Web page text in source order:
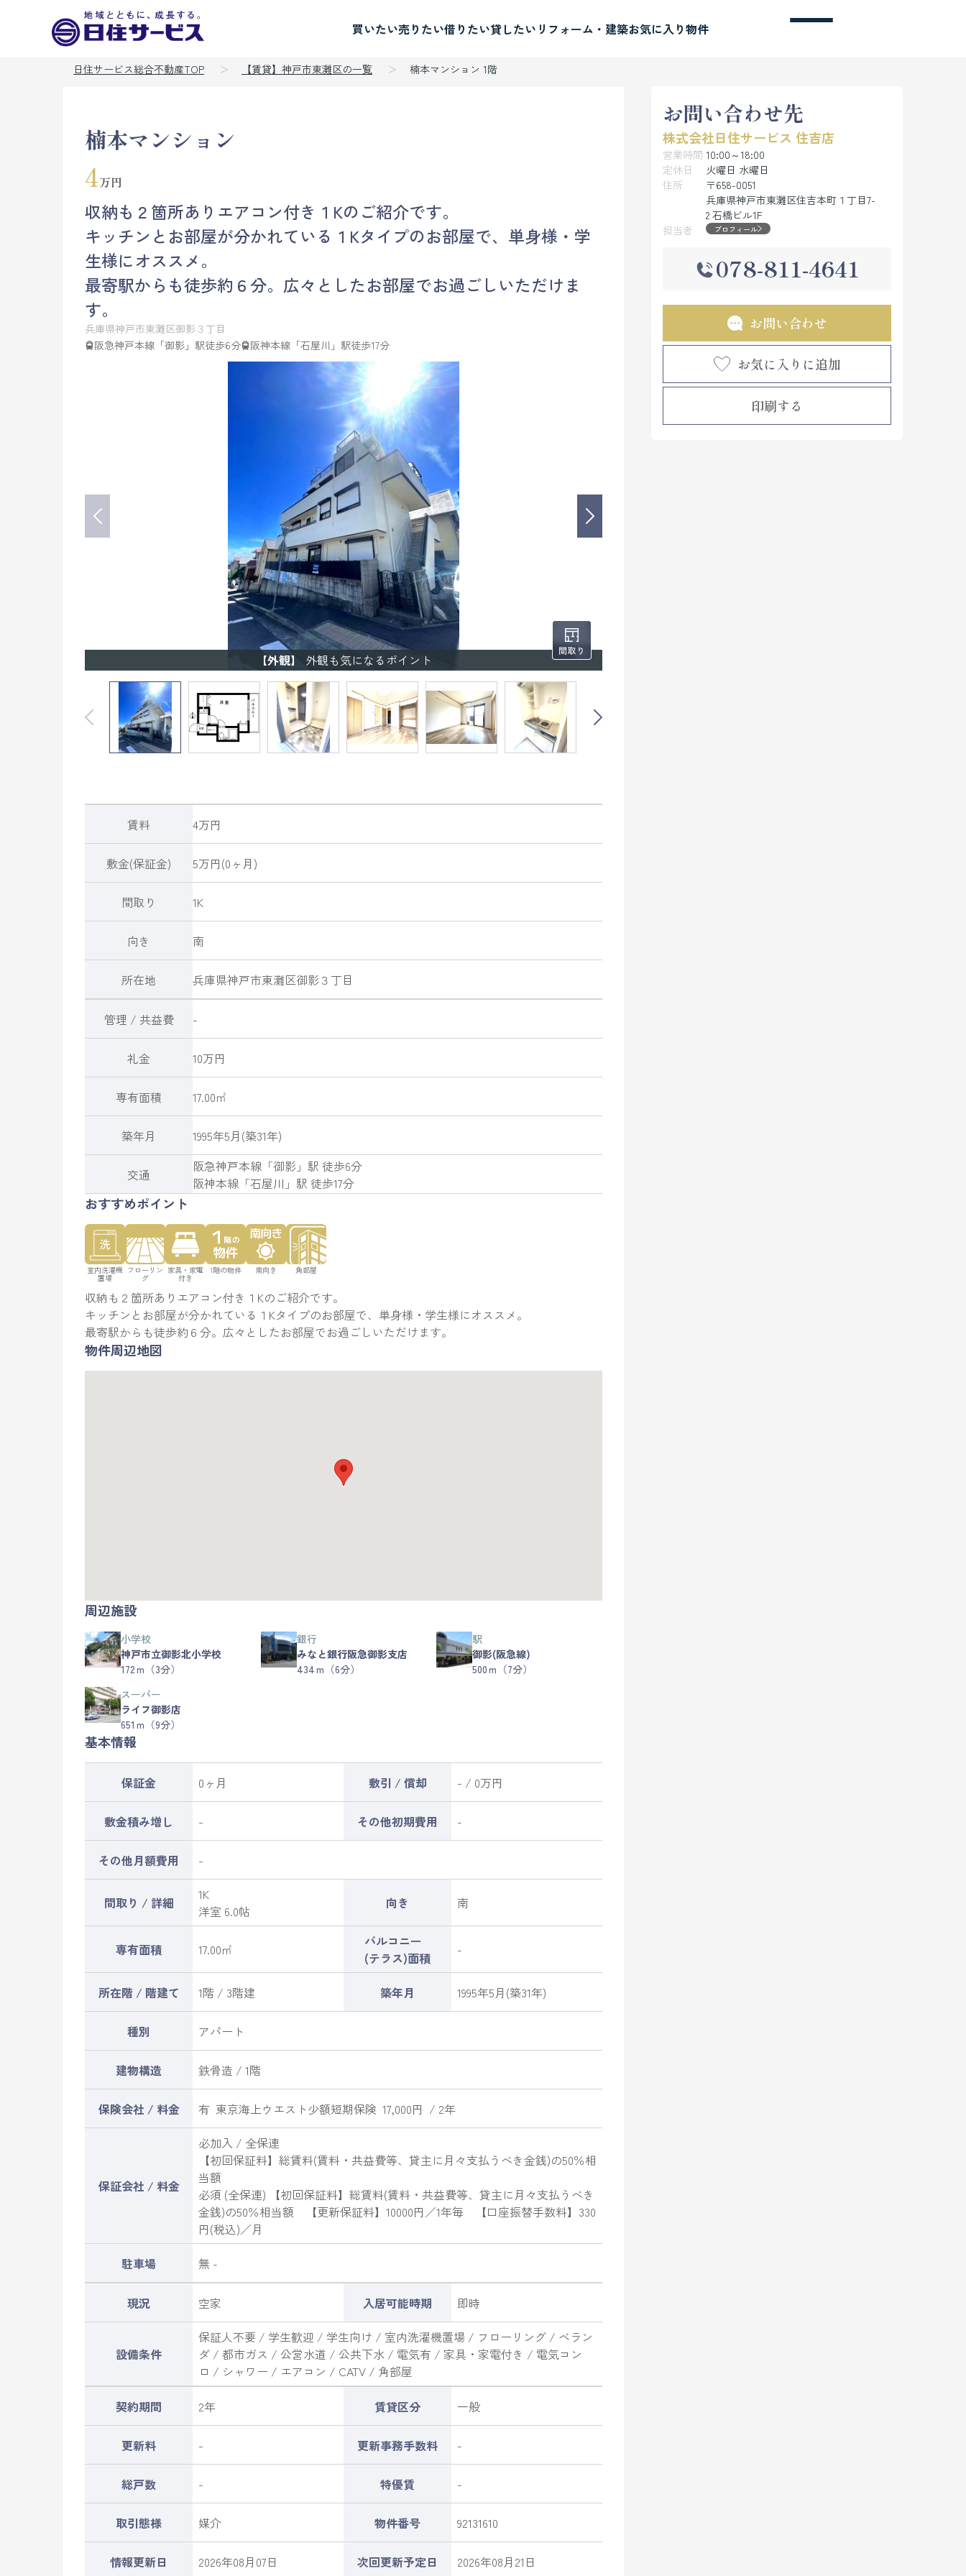
買いたい売りたい借りたい貸したい リフォーム・建築お気に入り物件
日住サービス総合不動産TOP 【賃貸】神戸市東灘区の一覧 楠本マンション 1階
楠本マンション
4万円
収納も２箇所ありエアコン付き１Kのご紹介です。
キッチンとお部屋が分かれている１Kタイプのお部屋で、単身様・学
生様にオススメ。
最寄駅からも徒歩約６分。広々としたお部屋でお過ごしいただけま
す。
兵庫県神戸市東灘区御影 ３丁目
阪急神戸本線「御影」駅徒歩6分
阪神本線「石屋川」駅徒歩17分
【外観】 外観も気になるポイント
賃料 4万円
敷金(保証金) 5万円(0ヶ月)
間取り 1K
向き 南
所在地 兵庫県神戸市東灘区御影 ３丁目
管理 / 共益費 -
礼金 10万円
専有面積 17.00㎡
築年月 1995年5月(築31年)
交通 阪急神戸本線 「御影 」駅 徒歩6分
阪神本線 「石屋川 」駅 徒歩17分
おすすめポイント
室内洗濯機
置場
フローリン
グ
家具・家電
付き
1階の物件 南向き 角部屋
収納も２箇所ありエアコン付き１Kのご紹介です。
キッチンとお部屋が分かれている１Kタイプのお部屋で、単身様・学生様にオススメ。
最寄駅からも徒歩約６分。広々としたお部屋でお過ごしいただけます。
物件周辺地図
周辺施設
小学校
神戸市立御影北小学校
172ｍ（3分）
銀行
みなと銀行阪急御影支店
434ｍ（6分）
駅
御影(阪急線)
500ｍ（7分）
スーパー
ライフ御影店
651ｍ（9分）
基本情報
保証金 0ヶ月 敷引 / 償却 - / 0万円
敷金積み増し - その他初期費用 -
その他月額費用 -
間取り / 詳細
1K
洋室 6.0帖
向き 南
専有面積 17.00㎡
バルコニー
(テラス)面積
-
所在階 / 階建て 1階 / 3階建 築年月 1995年5月(築31年)
種別 アパート
建物構造 鉄骨造 / 1階
保険会社 / 料金 有 東京海上ウエスト少額短期保険 17,000円 / 2年
保証会社 / 料金
必加入 / 全保連
【初回保証料】総賃料(賃料・共益費等、貸主に月々支払うべき金銭)の50％相
当額
必須 (全保連) 【初回保証料】総賃料(賃料・共益費等、貸主に月々支払うべき
金銭)の50％相当額 【更新保証料】10000円／1年毎 【口座振替手数料】330
円(税込)／月
駐車場
無 -
現況 空家 入居可能時期 即時
設備条件
保証人不要 / 学生歓迎 / 学生向け / 室内洗濯機置場 / フローリング / ベラン
ダ / 都市ガス / 公営水道 / 公共下水 / 電気有 / 家具・家電付き / 電気コン
ロ / シャワー / エアコン / CATV / 角部屋
契約期間 2年 賃貸区分 一般
更新料 - 更新事務手数料 -
総戸数 - 特優賃 -
取引態様 媒介 物件番号 92131610
情報更新日 2026年08月07日 次回更新予定日 2026年08月21日
お問い合わせ先
株式会社日住サービス 住吉店
営業時間 10:00～18:00
定休日
火曜日 水曜日
住所
〒658-0051
兵庫県神戸市東灘区住吉本町１丁目7-
2 石橋ビル1F
担当者
プロフィール
078-811-4641
お問い合わせ
お気に入りに追加
印刷する